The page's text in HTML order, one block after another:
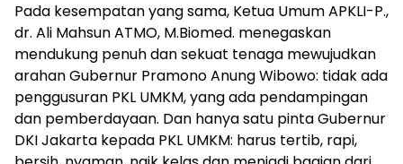
Pada kesempatan yang sama, Ketua Umum APKLI-P.,
dr. Ali Mahsun ATMO, M.Biomed. menegaskan
mendukung penuh dan sekuat tenaga mewujudkan
arahan Gubernur Pramono Anung Wibowo: tidak ada
penggusuran PKL UMKM, yang ada pendampingan
dan pemberdayaan. Dan hanya satu pinta Gubernur
DKI Jakarta kepada PKL UMKM: harus tertib, rapi,